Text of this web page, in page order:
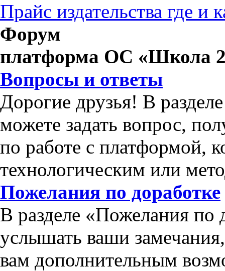
Прайс издательства где и
Форум
платформа ОС «Школа
Вопросы и ответы
Дорогие друзья! В
можете задать вопрос,
по работе с платформой,
технологическим или
Пожелания по доработке
В разделе «Пожелания по
услышать ваши
вам дополнительным